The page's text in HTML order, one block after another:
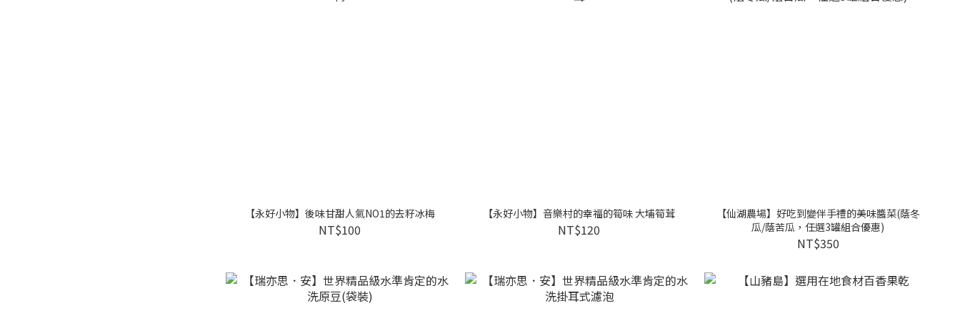
【永好小物】後味甘甜人氣NO1的去籽冰梅
NT$100
【永好小物】音樂村的幸福的筍味 大埔筍茸
NT$120
【仙湖農場】好吃到變伴手禮的美味醬菜(蔭冬
瓜/蔭苦瓜，任選3罐組合優惠)
NT$350